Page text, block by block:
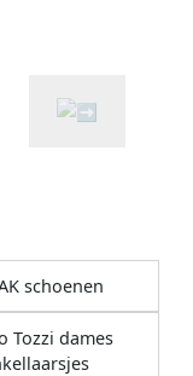
schoenen
Tozzi dames